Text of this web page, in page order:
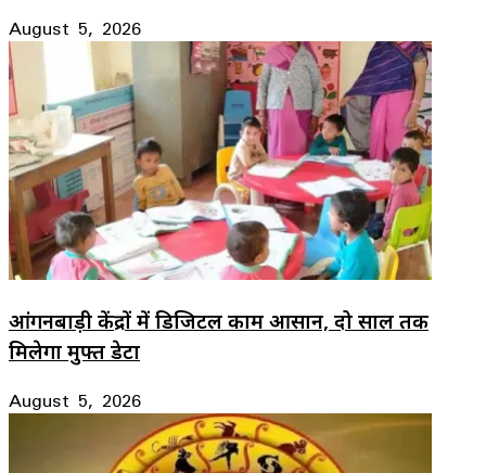
August 5, 2026
आंगनबाड़ी केंद्रों में डिजिटल काम आसान, दो साल तक
मिलेगा मुफ्त डेटा
August 5, 2026